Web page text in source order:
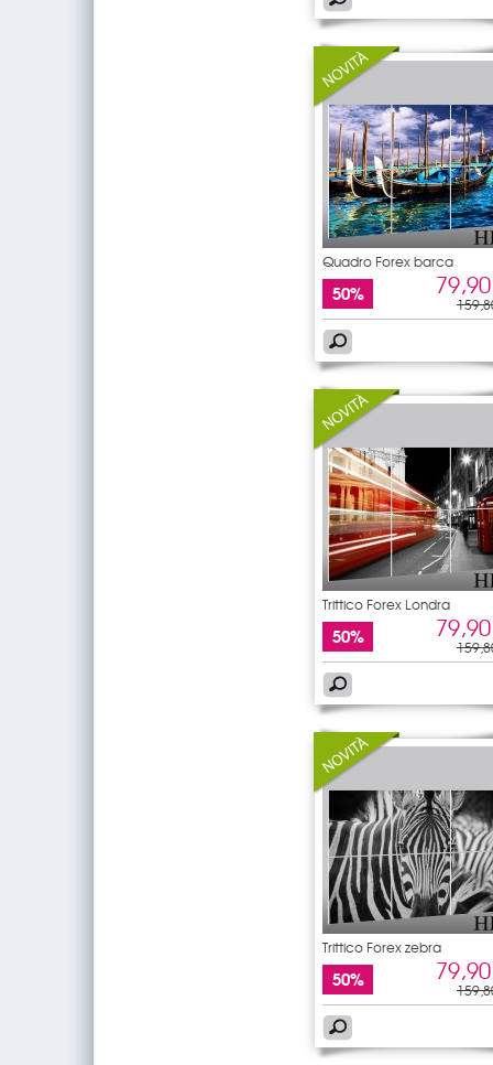
Quadro Forex barca
50%
Trittico Forex Londra
50%
Trittico Forex zebra
50%